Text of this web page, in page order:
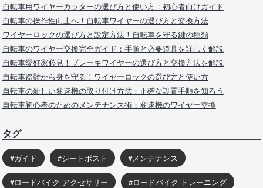
自転車用ワイヤーカッターの選び方と使い方：初心者向けガイド
自転車の操作性向上へ！自転車ワイヤーの選び方と交換方法
ワイヤーロックの選び方と設定方法！自転車を守る鍵の種類
自転車のワイヤー交換完全ガイド：手順と必要道具を詳しく解説
自転車愛好家必見！ブレーキワイヤーの選び方と交換方法を解説
自転車盗難から身を守る！ワイヤーロックの選び方と使い方
自転車の新しい変速機の取り付け方法：正確な設置手順を知ろう
自転車初心者のためのメンテナンス術：変速機のワイヤー交換
タグ
ガイド シートポスト メンテナンス
ロードバイク アクセサリー ロードバイク トレーニング